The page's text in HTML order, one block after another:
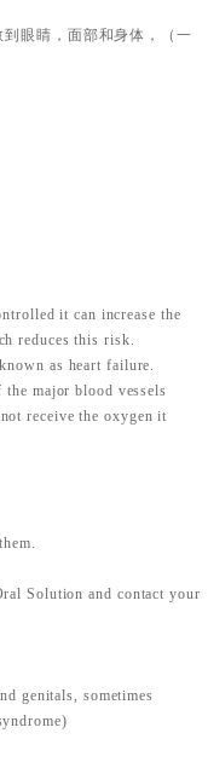
眼睛，面部和身体，（一
it can increase the
reduces this risk.
as heart failure.
the major blood vessels
receive the oxygen it
Solution and contact your
genitals, sometimes